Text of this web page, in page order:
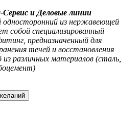
и Деловые линии
из нержавеющей
собой специализированный
предназначенный для
течей и восстановления
различных материалов (сталь,